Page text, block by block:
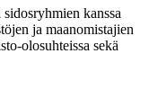
kanssa
ja maanomistajien
olosuhteissa sekä